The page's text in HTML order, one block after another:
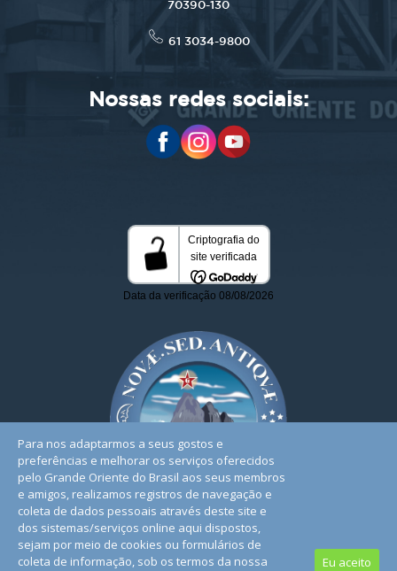
70390-130
61 3034-9800
Nossas redes sociais:
Para nos adaptarmos a seus gostos e
preferências e melhorar os serviços oferecidos
pelo Grande Oriente do Brasil aos seus membros
e amigos, realizamos registros de navegação e
coleta de dados pessoais através deste site e
dos sistemas/serviços online aqui dispostos,
sejam por meio de cookies ou formulários de
coleta de informação, sob os termos da nossa
Eu aceito